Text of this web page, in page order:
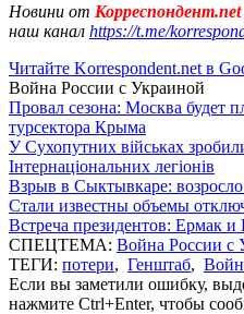
Новини от Корреспондент.net
наш канал https://t.me/
Читайте Korrespondent.net в
Война России с Украиной
Провал сезона: Москва будет
турсектора Крыма
У Сухопутних військах
Інтернаціональних легіонів
Взрыв в Сыктывкаре:
Стали известны объемы
Встреча президентов: Ермак и
СПЕЦТЕМА: Война России с
ТЕГИ: потери, Генштаб,
Если вы заметили ошибку,
нажмите Ctrl+Enter, чтобы